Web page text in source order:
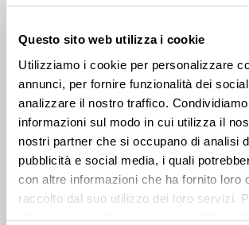
Questo sito web utilizza i cookie
Utilizziamo i cookie per personalizzare
annunci, per fornire funzionalità dei
analizzare il nostro traffico.
informazioni sul modo in cui utilizza il
nostri partner che si occupano di analisi
pubblicità e social media, i quali
con altre informazioni che ha fornito loro
raccolto dal suo utilizzo dei loro servizi.
informazioni anche su come modificare
Monolith